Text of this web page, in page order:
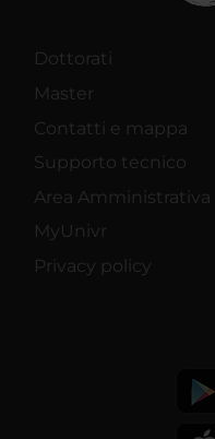
Dottorati
Master
Contatti e mappa
Supporto tecnico
Area Amministrativa
MyUnivr
Privacy policy